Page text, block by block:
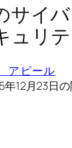
サイ
リテ
アピール
12月23日